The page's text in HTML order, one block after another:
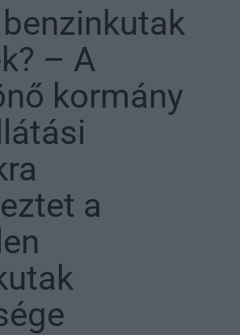
– A
kormány
a